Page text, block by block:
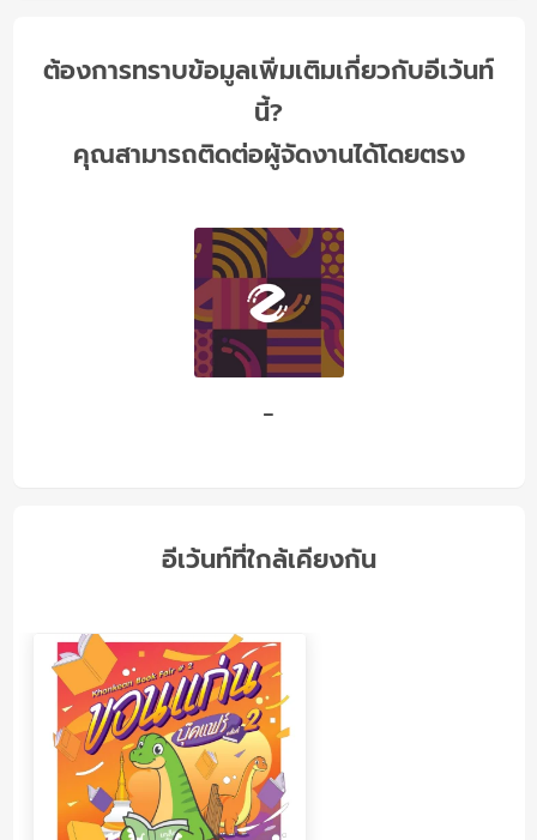
ต้องการทราบข้อมูลเพิ่มเติมเกี่ยวกับอีเว้นท์
นี้?
คุณสามารถติดต่อผู้จัดงานได้โดยตรง
-
อีเว้นท์ที่ใกล้เคียงกัน